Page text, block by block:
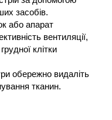
засобів.
або апарат
вентиляції,
клітки
обережно видаліть
тканин.